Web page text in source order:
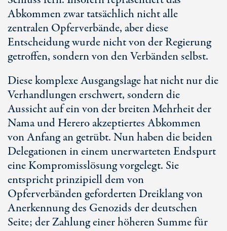
Abkommen zwar tatsächlich nicht alle
zentralen Opferverbände, aber diese
Entscheidung wurde nicht von der Regierung
getroffen, sondern von den Verbänden selbst.
Diese komplexe Ausgangslage hat nicht nur die
Verhandlungen erschwert, sondern die
Aussicht auf ein von der breiten Mehrheit der
Nama und Herero akzeptiertes Abkommen
von Anfang an getrübt. Nun haben die beiden
Delegationen in einem unerwarteten Endspurt
eine Kompromisslösung vorgelegt. Sie
entspricht prinzipiell dem von
Opferverbänden geforderten Dreiklang von
Anerkennung des Genozids der deutschen
Seite; der Zahlung einer höheren Summe für